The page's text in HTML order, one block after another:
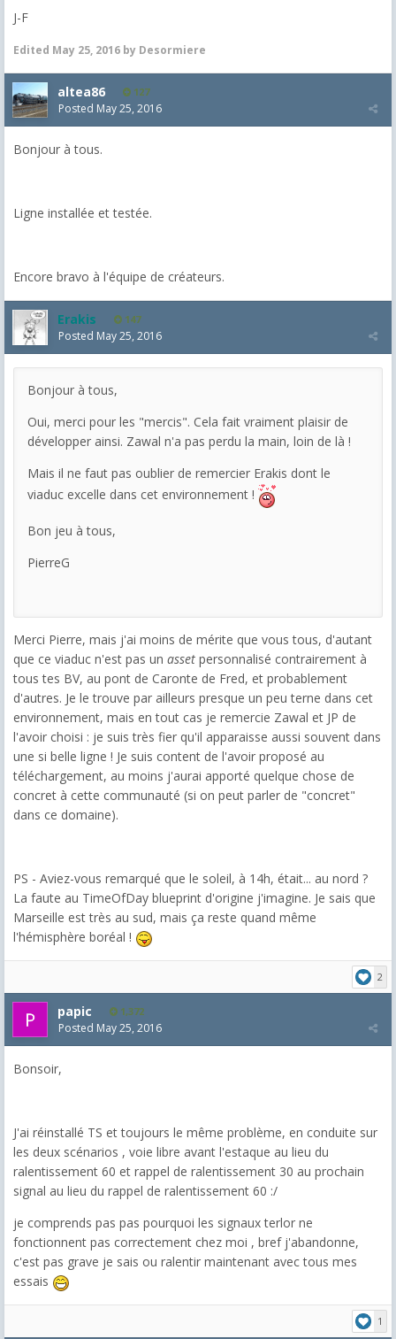
J-F
Edited May 25, 2016 by Desormiere
altea86 127
Posted May 25, 2016
Bonjour à tous.
Ligne installée et testée.
Encore bravo à l'équipe de créateurs.
Erakis 147
Posted May 25, 2016
Bonjour à tous,
Oui, merci pour les "mercis". Cela fait vraiment plaisir de
développer ainsi. Zawal n'a pas perdu la main, loin de là !
Mais il ne faut pas oublier de remercier Erakis dont le
viaduc excelle dans cet environnement !
Bon jeu à tous,
PierreG
Merci Pierre, mais j'ai moins de mérite que vous tous, d'autant
que ce viaduc n'est pas un asset personnalisé contrairement à
tous tes BV, au pont de Caronte de Fred, et probablement
d'autres. Je le trouve par ailleurs presque un peu terne dans cet
environnement, mais en tout cas je remercie Zawal et JP de
l'avoir choisi : je suis très fier qu'il apparaisse aussi souvent dans
une si belle ligne ! Je suis content de l'avoir proposé au
téléchargement, au moins j'aurai apporté quelque chose de
concret à cette communauté (si on peut parler de "concret"
dans ce domaine).
PS - Aviez-vous remarqué que le soleil, à 14h, était... au nord ?
La faute au TimeOfDay blueprint d'origine j'imagine. Je sais que
Marseille est très au sud, mais ça reste quand même
l'hémisphère boréal !
2
papic 1,372
Posted May 25, 2016
Bonsoir,
J'ai réinstallé TS et toujours le même problème, en conduite sur
les deux scénarios , voie libre avant l'estaque au lieu du
ralentissement 60 et rappel de ralentissement 30 au prochain
signal au lieu du rappel de ralentissement 60 :/
je comprends pas pas pourquoi les signaux terlor ne
fonctionnent pas correctement chez moi , bref j'abandonne,
c'est pas grave je sais ou ralentir maintenant avec tous mes
essais
1